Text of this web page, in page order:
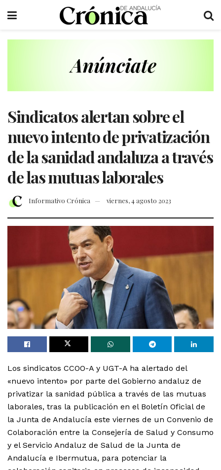
Sindicatos alertan sobre el
nuevo intento de privatización
de la sanidad andaluza a través
de las mutuas laborales
Informativo Crónica viernes, 4 agosto 2023
Los sindicatos CCOO-A y UGT-A ha alertado del
«nuevo intento» por parte del Gobierno andaluz de
privatizar la sanidad pública a través de las mutuas
laborales, tras la publicación en el Boletín Oficial de
la Junta de Andalucía este viernes de un Convenio de
Colaboración entre la Consejería de Salud y Consumo
y el Servicio Andaluz de Salud de la Junta de
Andalucía e Ibermutua, para potenciar la